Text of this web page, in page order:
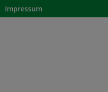
Impressum